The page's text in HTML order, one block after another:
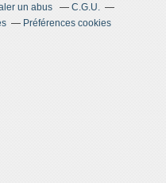
un abus
C.G.U.
Préférences cookies